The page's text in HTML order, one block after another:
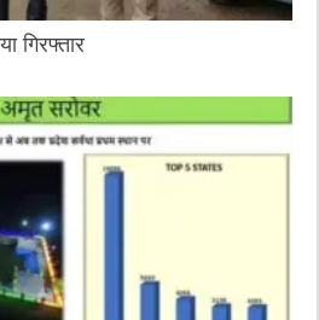
गिरफ्तार